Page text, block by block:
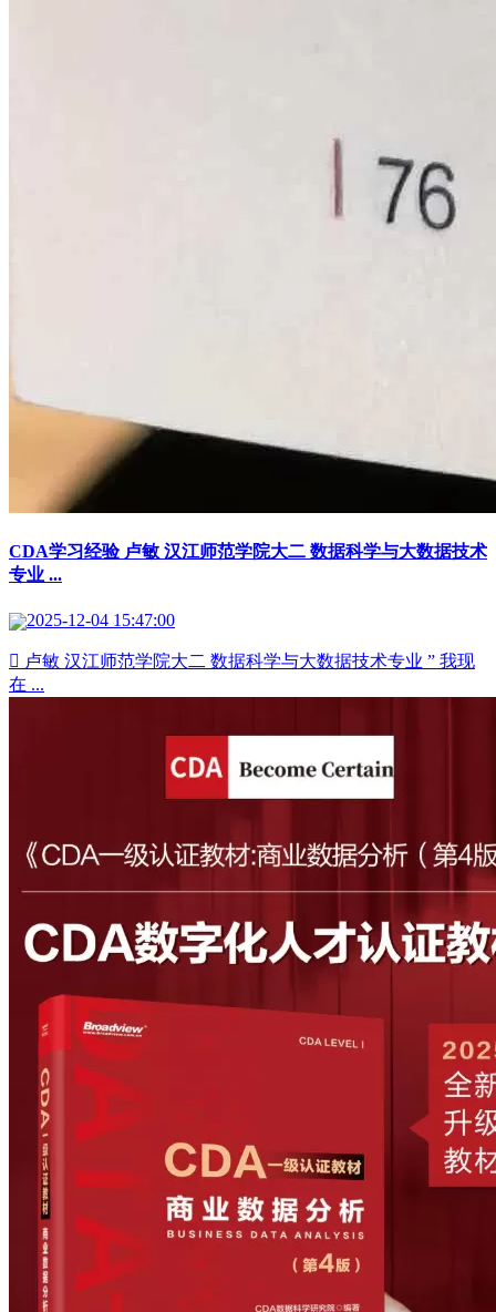
CDA学习经验 卢敏 汉江师范学院大二 数据科学与大数据技术
专业 ...
2025-12-04 15:47:00
 卢敏 汉江师范学院大二 数据科学与大数据技术专业 ” 我现
在 ...